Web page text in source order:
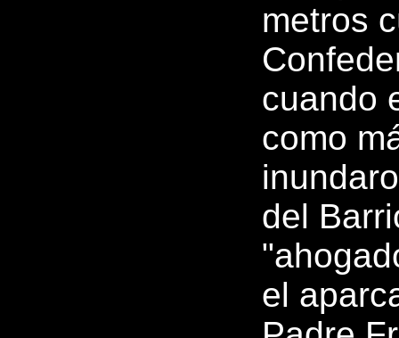
metros
cuando
como
del
el